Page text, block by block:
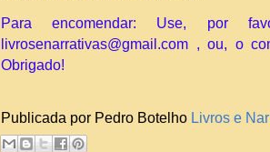
Para encomendar: Use, por
livrosenarrativas@gmail.com , ou, o
Obrigado!
Publicada por Pedro Botelho Livros e